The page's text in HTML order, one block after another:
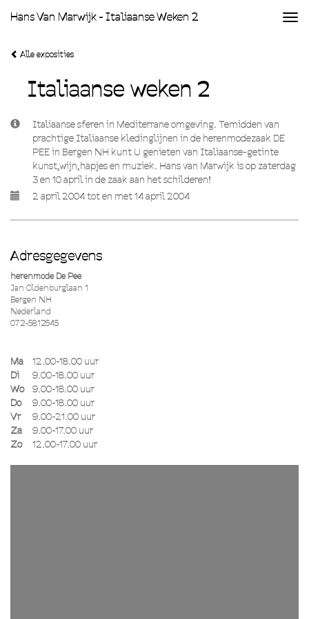
Hans Van Marwijk - Italiaanse Weken 2
Alle exposities
Italiaanse weken 2
Italiaanse sferen in Mediterrane omgeving. Temidden van
prachtige Italiaanse kledinglijnen in de herenmodezaak DE
PEE in Bergen NH kunt U genieten van Italiaanse-getinte
kunst,wijn,hapjes en muziek. Hans van Marwijk is op zaterdag
3 en 10 april in de zaak aan het schilderen!
2 april 2004 tot en met 14 april 2004
Adresgegevens
herenmode De Pee
Jan Oldenburglaan 1
Bergen NH
Nederland
072-5812545
Ma
12.00-18.00 uur
Di
9.00-18.00 uur
Wo
9.00-18.00 uur
Do
9.00-18.00 uur
Vr
9.00-21.00 uur
Za
9.00-17.00 uur
Zo
12.00-17.00 uur